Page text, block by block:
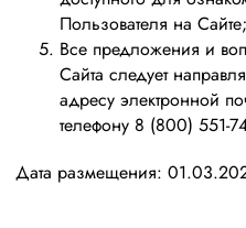
Пользователя на Сайте;
Все предложения и
Сайта следует
адресу электронной
телефону 8 (800) 551-
Дата размещения: